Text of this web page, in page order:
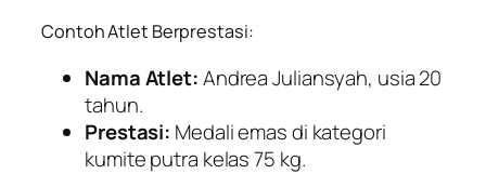
Contoh Atlet Berprestasi:
Nama Atlet:Andrea Juliansyah, usia 20
tahun.
Prestasi: Medali emas di kategori
kumite putra kelas 75 kg.